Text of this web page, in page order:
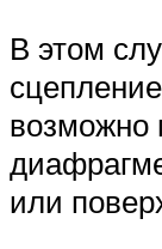
В этом
возможно
или